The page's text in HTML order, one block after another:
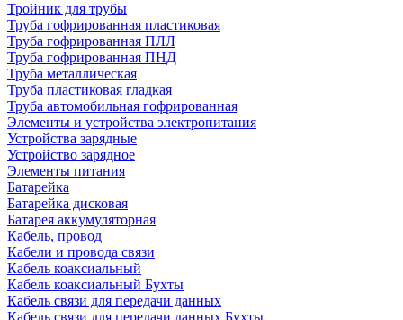
Тройник для трубы
Труба гофрированная пластиковая
Труба гофрированная ПЛЛ
Труба гофрированная ПНД
Труба металлическая
Труба пластиковая гладкая
Труба автомобильная гофрированная
Элементы и устройства электропитания
Устройства зарядные
Устройство зарядное
Элементы питания
Батарейка
Батарейка дисковая
Батарея аккумуляторная
Кабель, провод
Кабели и провода связи
Кабель коаксиальный
Кабель коаксиальный Бухты
Кабель связи для передачи данных
Кабель связи для передачи данных Бухты